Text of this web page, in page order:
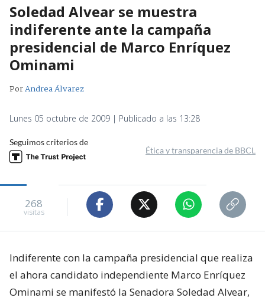
Soledad Alvear se muestra
indiferente ante la campaña
presidencial de Marco Enríquez
Ominami
PorAndrea Álvarez
Lunes 05 octubre de 2009 | Publicado a las 13:28
Seguimos criterios de
Ética y transparencia de BBCL
268
visitas
Indiferente con la campaña presidencial que realiza
el ahora candidato independiente Marco Enríquez
Ominami se manifestó la Senadora Soledad Alvear,